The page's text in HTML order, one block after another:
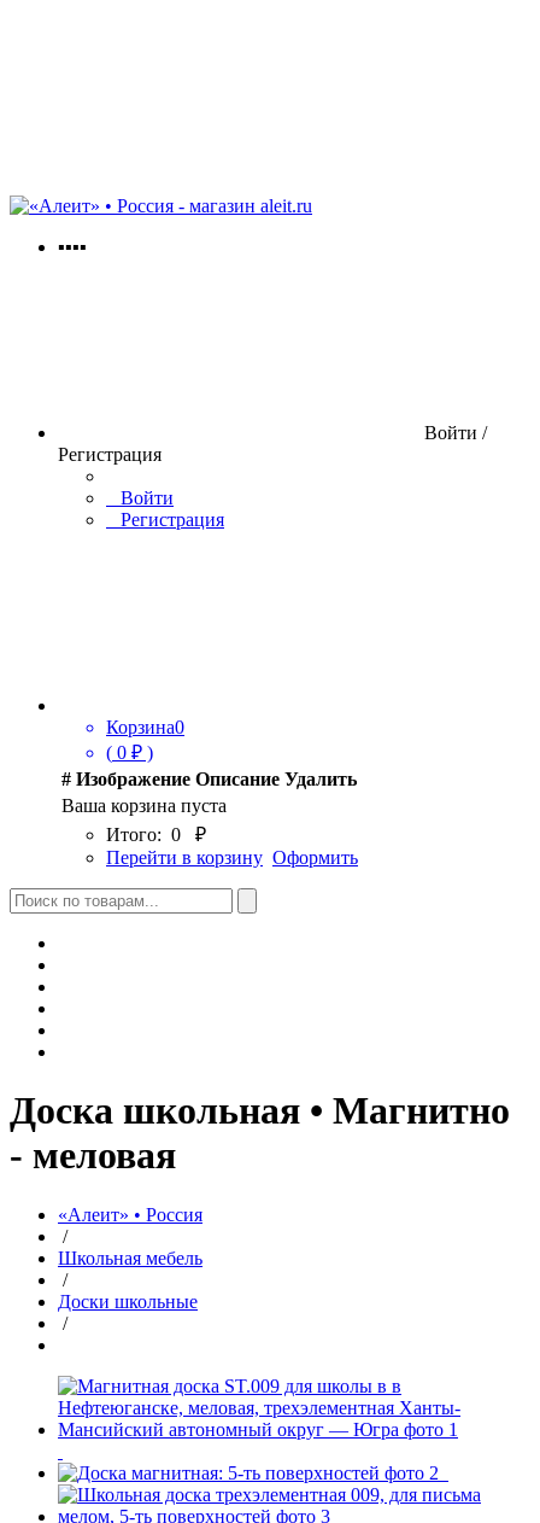
aleit.ru
▪▪▪▪
Войти /
Регистрация
Войти
Регистрация
Корзина0
( 0 ₽ )
# Изображение Описание Удалить
Ваша корзина пуста
Итого: 0
₽
Перейти в корзину Оформить
Доска школьная • Магнитно
- меловая
«Алеит» • Россия
/
Школьная мебель
/
Доски школьные
/